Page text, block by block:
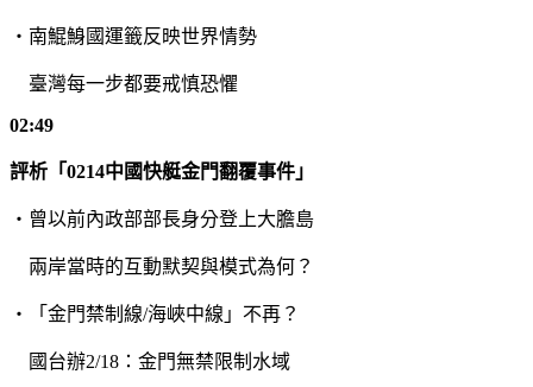
・南鯤鯓國運籤反映世界情勢
臺灣每一步都要戒慎恐懼
02:49
評析「0214中國快艇金門翻覆事件」
・曾以前內政部部長身分登上大膽島
兩岸當時的互動默契與模式為何？
・「金門禁制線/海峽中線」不再？
國台辦2/18 ：金門無禁限制水域